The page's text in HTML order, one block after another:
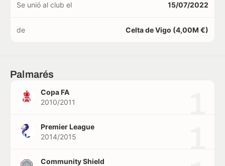
Se unió al club el 15/07/2022
de Celta de Vigo (4,00M €)
Palmarés
Copa FA
2010/2011
Premier League
2014/2015
Community Shield